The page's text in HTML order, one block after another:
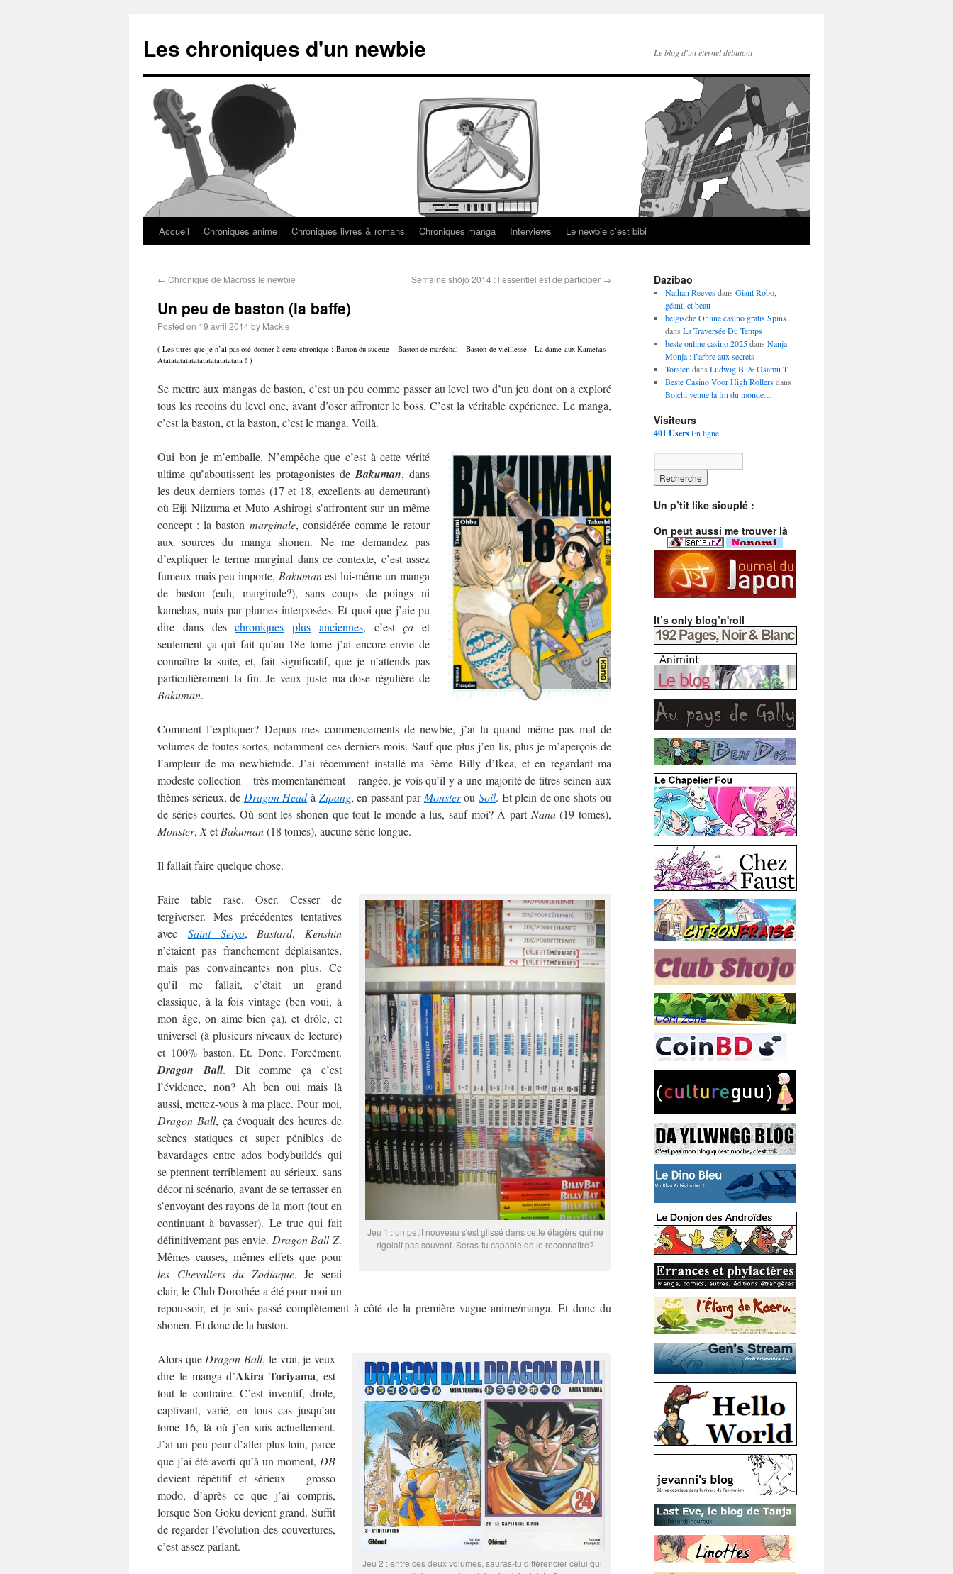
Les chroniques d'un newbie Le blog d'un éternel débutant
Accueil Chroniques anime Chroniques livres & romans Chroniques manga Interviews Le newbie c’est bibi
← Chronique de Macross le newbie Semaine shôjo 2014 : l’essentiel est de participer →
Un peu de baston (la baffe)
Posted on 19 avril 2014by Mackie
( Les titres que je n’ai pas osé donner à cette chronique : Baston du sucette – Baston de maréchal – Baston de vieillesse – La dame aux Kamehas –
Atatatatatatatatatatatatatata ! )
Se mettre aux mangas de baston, c’est un peu comme passer au level two d’un jeu dont on a exploré
tous les recoins du level one, avant d’oser affronter le boss. C’est la véritable expérience. Le manga,
c’est la baston, et la baston, c’est le manga. Voilà.
Oui bon je m’emballe. N’empêche que c’est à cette vérité
ultime qu’aboutissent les protagonistes de Bakuman, dans
les deux derniers tomes (17 et 18, excellents au demeurant)
où Eiji Niizuma et Muto Ashirogi s’affrontent sur un même
concept : la baston marginale, considérée comme le retour
aux sources du manga shonen. Ne me demandez pas
d’expliquer le terme marginal dans ce contexte, c’est assez
fumeux mais peu importe, Bakumanest lui-même un manga
de baston (euh, marginale?), sans coups de poings ni
kamehas, mais par plumes interposées. Et quoi que j’aie pu
dire dans deschroniques plus anciennes, c’estça et
seulement ça qui fait qu’au 18e tome j’ai encore envie de
connaître la suite, et, fait significatif, que je n’attends pas
particulièrement la fin. Je veux juste ma dose régulière de
Bakuman.
Comment l’expliquer? Depuis mes commencements de newbie, j’ai lu quand même pas mal de
volumes de toutes sortes, notamment ces derniers mois. Sauf que plus j’en lis, plus je m’aperçois de
l’ampleur de ma newbietude. J’ai récemment installé ma 3ème Billy d’Ikea, et en regardant ma
modeste collection – très momentanément – rangée, je vois qu’il y a une majorité de titres seinen aux
thèmes sérieux, de Dragon Headà Zipang, en passant par MonsterouSoil. Et plein de one-shots ou
de séries courtes. Où sont les shonen que tout le monde a lus, sauf moi? À part Nana(19 tomes),
Monster, XetBakuman(18 tomes), aucune série longue.
Il fallait faire quelque chose.
Jeu 1 : un petit nouveau s'est glissé dans cette étagère qui ne
rigolait pas souvent. Seras-tu capable de le reconnaître?
Faire table rase. Oser. Cesser de
tergiverser. Mes précédentes tentatives
avec Saint Seiya, Bastard, Kenshin
n’étaient pas franchement déplaisantes,
mais pas convaincantes non plus. Ce
qu’il me fallait, c’était un grand
classique, à la fois vintage (ben voui, à
mon âge, on aime bien ça), et drôle, et
universel (à plusieurs niveaux de lecture)
et 100% baston. Et. Donc. Forcément.
Dragon Ball. Dit comme ça c’est
l’évidence, non? Ah ben oui mais là
aussi, mettez-vous à ma place. Pour moi,
Dragon Ball, ça évoquait des heures de
scènes statiques et super pénibles de
bavardages entre ados bodybuildés qui
se prennent terriblement au sérieux, sans
décor ni scénario, avant de se terrasser en
s’envoyant des rayons de la mort (tout en
continuant à bavasser). Le truc qui fait
définitivement pas envie. Dragon Ball Z.
Mêmes causes, mêmes effets que pour
les Chevaliers du Zodiaque. Je serai
clair, le Club Dorothée a été pour moi un
repoussoir, et je suis passé complètement à côté de la première vague anime/manga. Et donc du
shonen. Et donc de la baston.
Jeu 2 : entre ces deux volumes, sauras-tu différencier celui qui
Alors que Dragon Ball, le vrai, je veux
dire le manga d’Akira Toriyama, est
tout le contraire. C’est inventif, drôle,
captivant, varié, en tous cas jusqu’au
tome 16, là où j’en suis actuellement.
J’ai un peu peur d’aller plus loin, parce
que j’ai été averti qu’à un moment, DB
devient répétitif et sérieux – grosso
modo, d’après ce que j’ai compris,
lorsque Son Goku devient grand. Suffit
de regarder l’évolution des couvertures,
c’est assez parlant.
Dazibao
Nathan Reevesdans Giant Robo,
géant, et beau
belgische Online casino gratis Spins
dans La Traversée Du Temps
beste online casino 2025dans Nanja
Monja : l’arbre aux secrets
Torsten dans Ludwig B. & Osamu T.
Beste Casino Voor High Rollersdans
Boichi venue la fin du monde…
Visiteurs
401 UsersEn ligne
Un p’tit like siouplé :
On peut aussi me trouver là
It’s only blog’n'roll